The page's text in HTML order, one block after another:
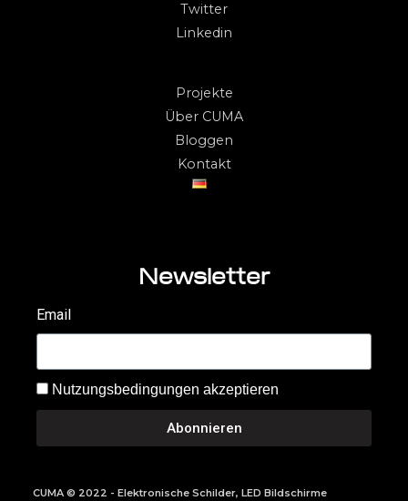
Twitter
Linkedin
Projekte
Über CUMA
Bloggen
Kontakt
Newsletter
Email
Nutzungsbedingungen akzeptieren
Abonnieren
CUMA © 2022 - Elektronische Schilder, LED Bildschirme